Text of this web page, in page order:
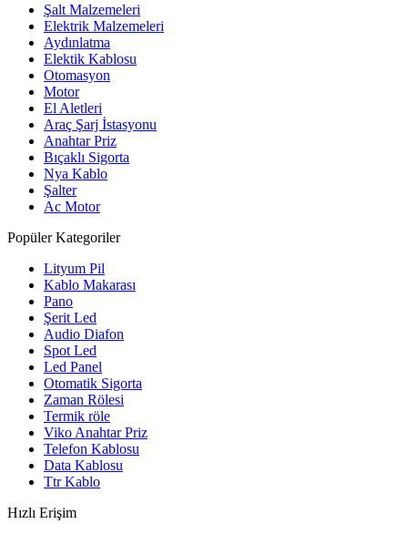
Şalt Malzemeleri
Elektrik Malzemeleri
Aydınlatma
Elektik Kablosu
Otomasyon
Motor
El Aletleri
Araç Şarj İstasyonu
Anahtar Priz
Bıçaklı Sigorta
Nya Kablo
Şalter
Ac Motor
Popüler Kategoriler
Lityum Pil
Kablo Makarası
Pano
Şerit Led
Audio Diafon
Spot Led
Led Panel
Otomatik Sigorta
Zaman Rölesi
Termik röle
Viko Anahtar Priz
Telefon Kablosu
Data Kablosu
Ttr Kablo
Hızlı Erişim